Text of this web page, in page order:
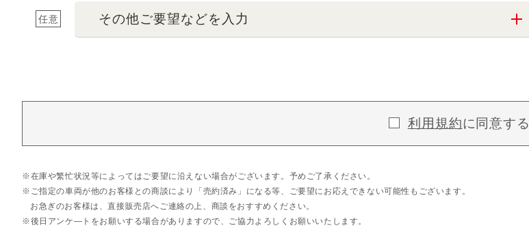
任意 その他ご要望などを入力
利用規約に同意する
在庫や繁忙状況等によってはご要望に沿えない場合がございます。予めご了承ください。
ご指定の車両が他のお客様との商談により「売約済み」になる等、ご要望にお応えできない可能性もございます。
お急ぎのお客様は、直接販売店へご連絡の上、商談をおすすめください。
後日アンケ―トをお願いする場合がありますので、ご協力よろしくお願いいたします。